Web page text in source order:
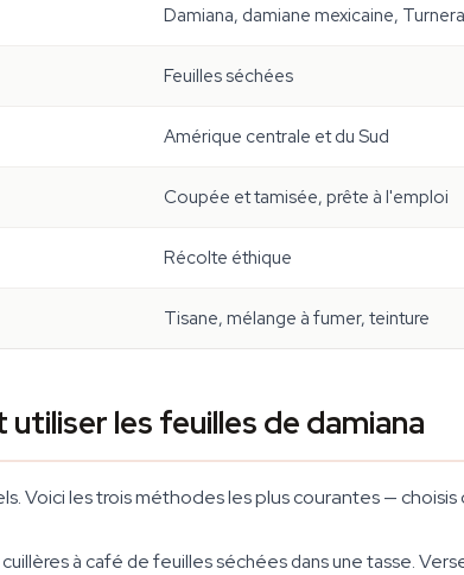
Damiana, damiane mexicaine,
Feuilles séchées
Amérique centrale et du Sud
Coupée et tamisée, prête à l'emploi
Récolte éthique
Tisane, mélange à fumer, teinture
les feuilles de damiana
Voici les trois méthodes les plus courantes —
cuillères à café de feuilles séchées dans une tasse.